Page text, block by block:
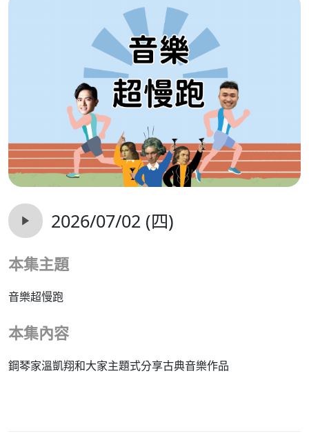
2026/07/02 (四)
本集主題
音樂超慢跑
本集內容
鋼琴家溫凱翔和大家主題式分享古典音樂作品